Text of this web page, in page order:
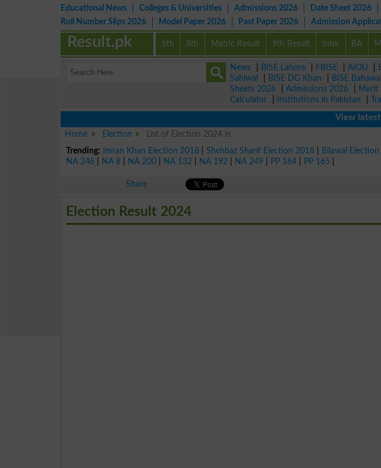
Educational News Colleges & Universities Admissions 2026 Date Sheet 2026
Roll Number Slips 2026
Model Paper 2026 Past Paper 2026 Admission
5th 8th Matric Result 9th Result Inter BA
Result.pk
News BISE Lahore FBISE AIOU
Sahiwal
BISE DG Khan BISE
Sheets 2026
Admissions 2026 Merit
Calculator
Institutions in Pakistan
View latest
Home
Election
List of Election 2024 in
Trending:
Imran Khan Election 2018 |Shehbaz Sharif Election 2018 Bilawal
NA 246
NA 8 NA 200 NA 132 NA 192 NA 249 PP 164 PP 165
Share
Election Result 2024